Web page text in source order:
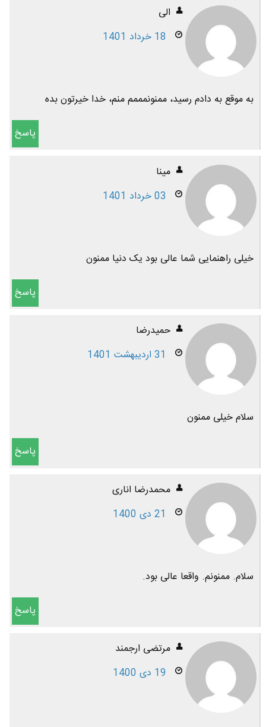
الی
18 خرداد 1401
به موقع به دادم رسید، ممنونمممم منم، خدا خیرتون بده
پاسخ
مینا
03 خرداد 1401
خیلی راهنمایی شما عالی بود یک دنیا ممنون
پاسخ
حمیدرضا
31 اردیبهشت 1401
سلام خیلی ممنون
پاسخ
محمدرضا اناری
21 دی 1400
سلام. ممنونم. واقعا عالی بود.
پاسخ
مرتضی ارجمند
19 دی 1400